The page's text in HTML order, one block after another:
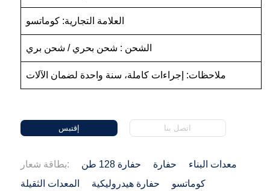
العلامة التجارية: كوماتسو
الشحن : شحن بحري / شحن بري
ملاحظات: إجراءات كاملة، سنة واحدة لضمان الآلات
إقتبس اتصل بنا
بطاقة شعار: حفارة 128 طن حفارة
معدات البناء
المعدات الثقيلة
حفارة هيدروليكية
كوماتسو